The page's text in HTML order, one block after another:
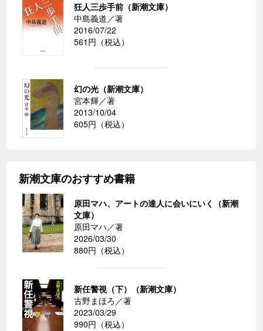
狂人三歩手前（新潮文庫）
中島義道／著
2016/07/22
561円（税込）
幻の光（新潮文庫）
宮本輝／著
2013/10/04
605円（税込）
新潮文庫のおすすめ書籍
原田マハ、アートの達人に会いにいく（新潮
文庫）
原田マハ／著
2026/03/30
880円（税込）
新任警視（下）（新潮文庫）
古野まほろ／著
2023/03/29
990円（税込）